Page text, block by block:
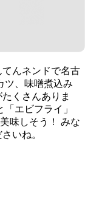
てんネンドで名古
ツ、味噌煮込み
くさんありま
エビフライ」
味しそう！ みな
いね。